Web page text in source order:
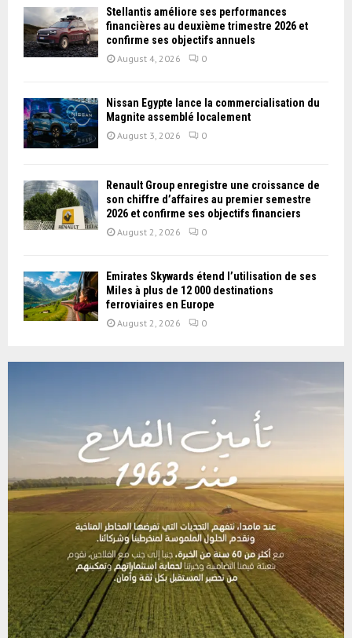
Stellantis améliore ses performances
financières au deuxième trimestre 2026 et
confirme ses objectifs annuels
August 4, 2026 0
Nissan Égypte lance la commercialisation du
Magnite assemblé localement
August 3, 2026 0
Renault Group enregistre une croissance de
son chiffre d’affaires au premier semestre
2026 et confirme ses objectifs financiers
August 2, 2026 0
Emirates Skywards étend l’utilisation de ses
Miles à plus de 12 000 destinations
ferroviaires en Europe
August 2, 2026 0